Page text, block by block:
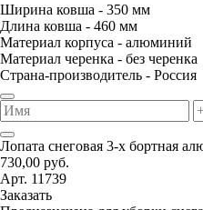
Ширина ковша - 350 мм
Длина ковша - 460 мм
Материал корпуса - алюминий
Материал черенка - без черенка
Страна-производитель - Россия
Лопата снеговая 3-х бортная
730,00 руб.
Арт. 11739
Заказать